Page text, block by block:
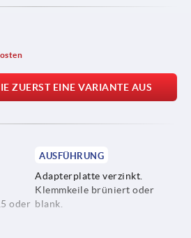
ZUERST EINE VARIANTE AUS
oder
AUSFÜHRUNG
Adapterplatte verzinkt.
Klemmkeile brüniert oder
blank.